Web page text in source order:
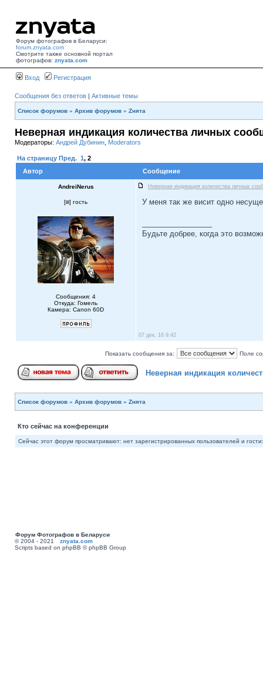
Форум фотографов в Беларуси:
forum.znyata.com
Смотрите также основной портал
фотографов: znyata.com
Вход Регистрация
Сообщения без ответов | Активные темы
Список форумов » Архив форумов » Zнята
Неверная индикация количества личных
Модераторы: Андрей Дубинин Moderators
На страницу Пред. 1, 2
Автор
Сообщение
AndreiNerus Неверная индикация количества личных
[ ] гость
Сообщения: 4
Откуда: Гомель
Камера: Canon 60D
У меня так же висит одно
Будьте добрее, когда это
07 дек, 16 9:42
Показать сообщения за: Поле
Неверная индикация
Список форумов » Архив форумов » Zнята
Кто сейчас на конференции
Сейчас этот форум просматривают: нет зарегистрированных пользователей и
Форум Фотографов в Беларуси
© 2004 - 2021 znyata.com
Scripts based on phpBB © phpBB Group